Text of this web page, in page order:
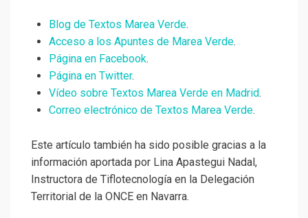
Blog de Textos Marea Verde.
Acceso a los Apuntes de Marea Verde.
Página en Facebook.
Página en Twitter.
Vídeo sobre Textos Marea Verde en Madrid.
Correo electrónico de Textos Marea Verde.
Este artículo también ha sido posible gracias a la
información aportada por Lina Apastegui Nadal,
Instructora de Tiflotecnología en la Delegación
Territorial de la ONCE en Navarra.